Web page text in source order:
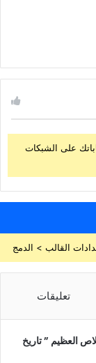
على الشبكات
تعليقات
العظيم ” تاريخ